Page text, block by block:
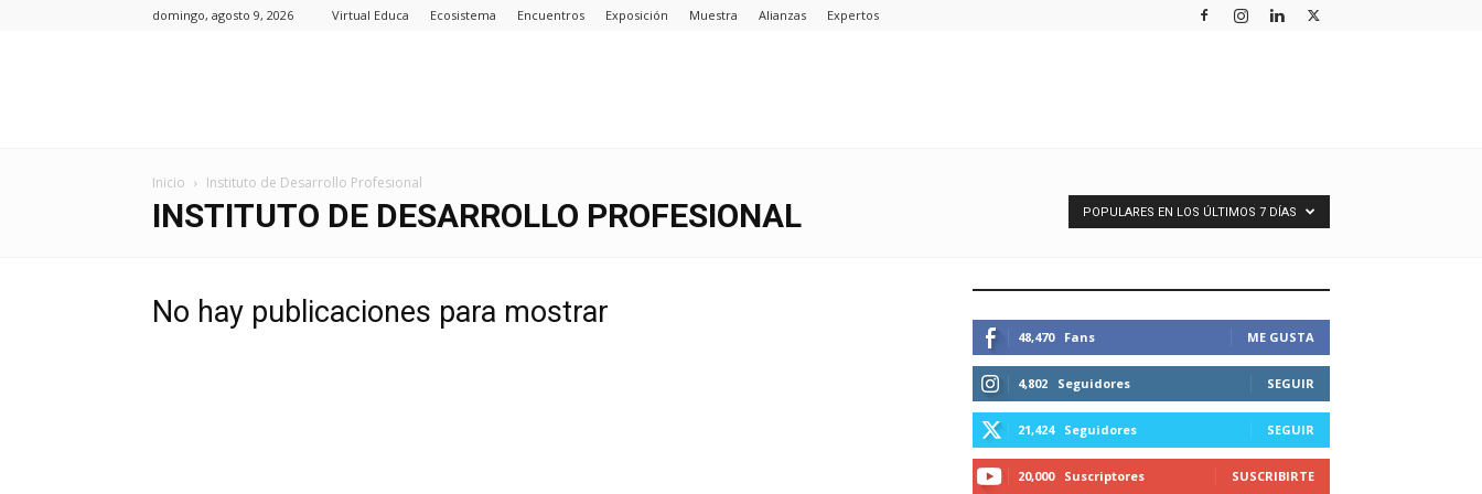
domingo, agosto 9, 2026 Virtual Educa Ecosistema Encuentros Exposición Muestra Alianzas Expertos
Inicio Instituto de Desarrollo Profesional
INSTITUTO DE DESARROLLO PROFESIONAL POPULARES EN LOS ÚLTIMOS 7 DÍAS
No hay publicaciones para mostrar
48,470 Fans ME GUSTA
4,802 Seguidores SEGUIR
21,424 Seguidores SEGUIR
20,000 Suscriptores SUSCRIBIRTE